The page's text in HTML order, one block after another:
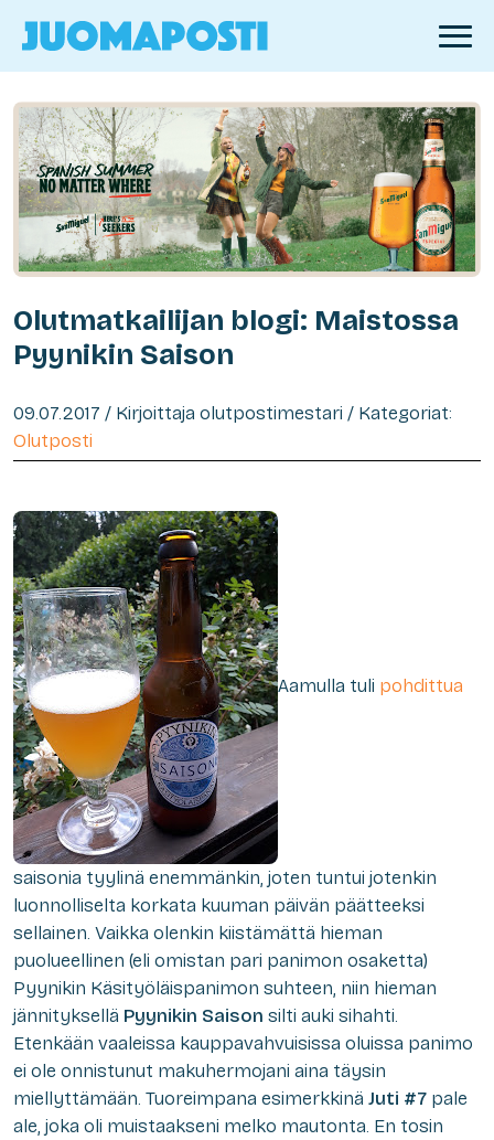
Olutmatkailijan blogi: Maistossa
Pyynikin Saison
09.07.2017 / Kirjoittaja olutpostimestari / Kategoriat:
Olutposti
Aamulla tuli pohdittua
saisonia tyylinä enemmänkin, joten tuntui jotenkin
luonnolliselta korkata kuuman päivän päätteeksi
sellainen. Vaikka olenkin kiistämättä hieman
puolueellinen (eli omistan pari panimon osaketta)
Pyynikin Käsityöläispanimon suhteen, niin hieman
jännityksellä Pyynikin Saison silti auki sihahti.
Etenkään vaaleissa kauppavahvuisissa oluissa panimo
ei ole onnistunut makuhermojani aina täysin
miellyttämään. Tuoreimpana esimerkkinä Juti #7 pale
ale, joka oli muistaakseni melko mautonta. En tosin